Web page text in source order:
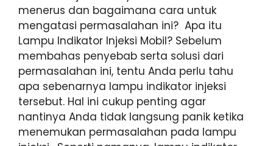
menerus dan bagaimana cara untuk
mengatasi permasalahan ini? Apa itu
Lampu Indikator Injeksi Mobil? Sebelum
membahas penyebab serta solusi dari
permasalahan ini, tentu Anda perlu tahu
apa sebenarnya lampu indikator injeksi
tersebut. Hal ini cukup penting agar
nantinya Anda tidak langsung panik ketika
menemukan permasalahan pada lampu